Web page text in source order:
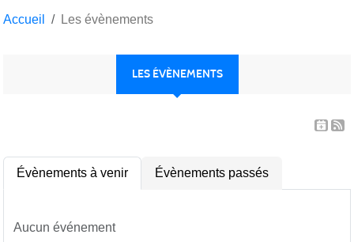
Accueil Les évènements
LES ÉVÈNEMENTS
Évènements à venir Évènements passés
Aucun événement